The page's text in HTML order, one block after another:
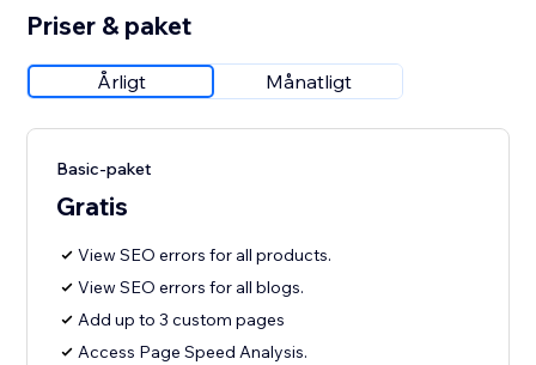
Priser & paket
Årligt Månatligt
Basic-paket
Gratis
View SEO errors for all products.
View SEO errors for all blogs.
Add up to 3 custom pages
Access Page Speed Analysis.